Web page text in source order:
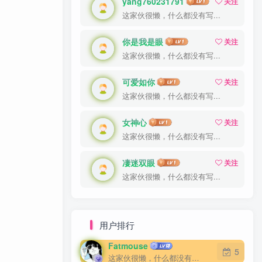
这家伙很懒，什么都没有写...
你是我是眼
关注
这家伙很懒，什么都没有写...
可爱如你
关注
这家伙很懒，什么都没有写...
女神心
关注
这家伙很懒，什么都没有写...
凄迷双眼
关注
这家伙很懒，什么都没有写...
用户排行
Fatmouse
这家伙很懒，什么都没有写...
5
这家伙很懒，什么都没有写...
你是我是眼
关注
这家伙很懒，什么都没有写...
可爱如你
关注
这家伙很懒，什么都没有写...
女神心
关注
这家伙很懒，什么都没有写...
凄迷双眼
关注
这家伙很懒，什么都没有写...
Fatmouse
这家伙很懒，什么都没有写...
5